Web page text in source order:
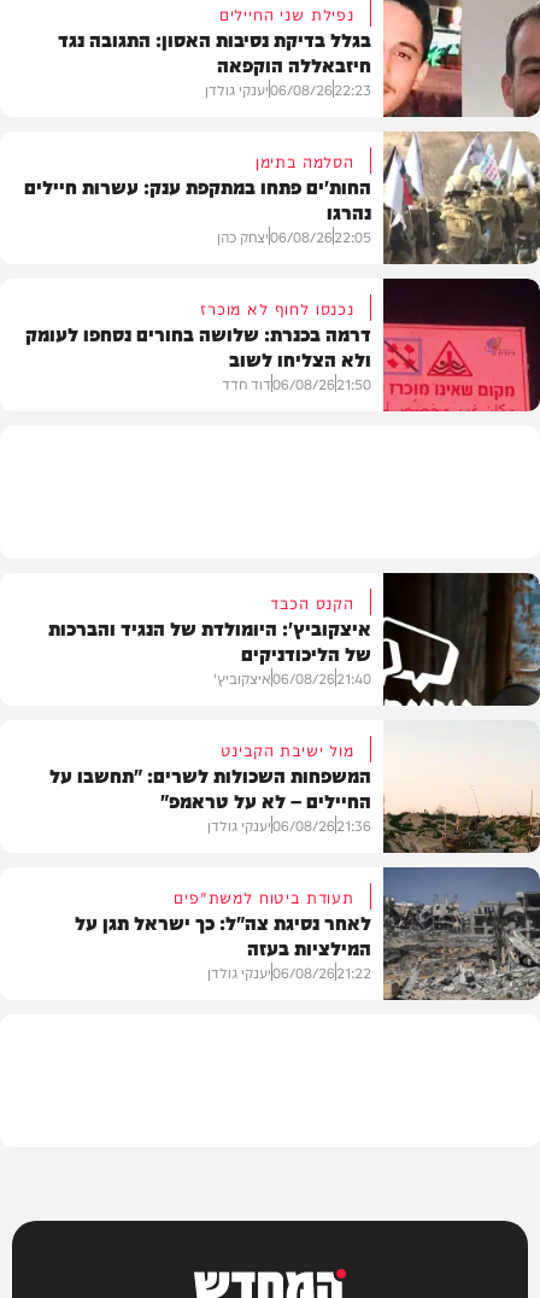
צבא וביטחון
נפילת שני החיילים
בגלל בדיקת נסיבות האסון: התגובה נגד
חיזבאללה הוקפאה
22:23
06/08/26יענקי גולדן
בעולם
הסלמה בתימן
החות'ים פתחו במתקפת ענק: עשרות חיילים
נהרגו
22:05
06/08/26יצחק כהן
נכנסו לחוף לא מוכרז
דרמה בכנרת: שלושה בחורים נסחפו לעומק
ולא הצליחו לשוב
21:50
06/08/26דוד חדד
חדשות
הקנס הכבד
איצקוביץ': היומולדת של הנגיד והברכות
של הליכודניקים
21:40
06/08/26איצקוביץ'
צבא וביטחון
מול ישיבת הקבינט
המשפחות השכולות לשרים: "תחשבו על
החיילים – לא על טראמפ"
21:36
06/08/26יענקי גולדן
תעודת ביטוח למשת"פים
לאחר נסיגת צה"ל: כך ישראל תגן על
המילציות בעזה
21:22
06/08/26יענקי גולדן
המחדש